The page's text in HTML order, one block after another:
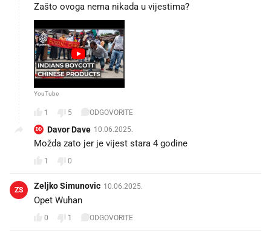
Zašto ovoga nema nikada u vijestima?
YouTube
1 5 ODGOVORITE
DD Davor Dave 10.06.2025.
Možda zato jer je vijest stara 4 godine
1 0
ZS Zeljko Simunovic 10.06.2025.
Opet Wuhan
0 1 ODGOVORITE